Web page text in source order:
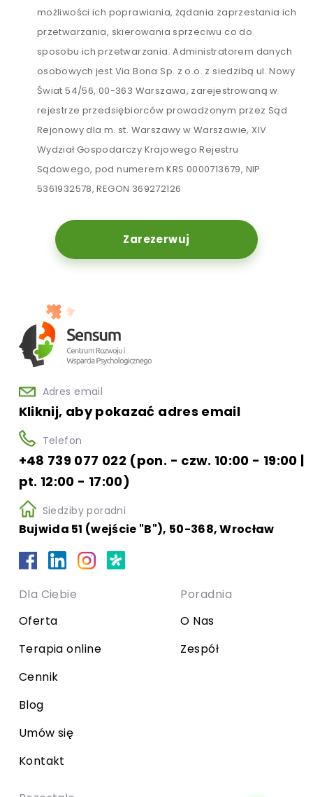
możliwości ich poprawiania, żądania zaprzestania ich
przetwarzania, skierowania sprzeciwu co do
sposobu ich przetwarzania. Administratorem danych
osobowych jest Via Bona Sp. z o.o. z siedzibą ul. Nowy
Świat 54/56, 00-363 Warszawa, zarejestrowaną w
rejestrze przedsiębiorców prowadzonym przez Sąd
Rejonowy dla m. st. Warszawy w Warszawie, XIV
Wydział Gospodarczy Krajowego Rejestru
Sądowego, pod numerem KRS 0000713679, NIP
5361932578, REGON 369272126
Zarezerwuj
Adres email
Kliknij, aby pokazać adres email
Telefon
+48 739 077 022 (pon. - czw. 10:00 - 19:00 |
pt. 12:00 - 17:00)
Siedziby poradni
Bujwida 51 (wejście "B"), 50-368, Wrocław
Dla Ciebie
Oferta
Terapia online
Cennik
Blog
Umów się
Kontakt
Poradnia
O Nas
Zespół